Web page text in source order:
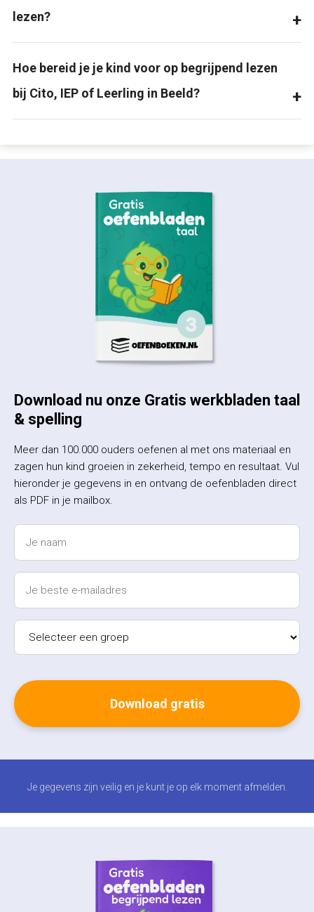
lezen?
Hoe bereid je je kind voor op begrijpend lezen
bij Cito, IEP of Leerling in Beeld?
Download nu onze Gratis werkbladen taal
& spelling
Meer dan 100.000 ouders oefenen al met ons materiaal en
zagen hun kind groeien in zekerheid, tempo en resultaat. Vul
hieronder je gegevens in en ontvang de oefenbladen direct
als PDF in je mailbox.
Je gegevens zijn veilig en je kunt je op elk moment afmelden.